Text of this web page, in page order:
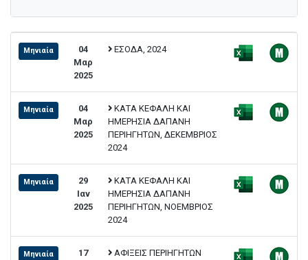
Μηνιαία
04
Μαρ
2025
ΕΣΟΔΑ, 2024
Μηνιαία
04
Μαρ
2025
ΚΑΤΑ ΚΕΦΑΛΗ ΚΑΙ
ΗΜΕΡΗΣΙΑ ΔΑΠΑΝΗ
ΠΕΡΙΗΓΗΤΩΝ, ΔΕΚΕΜΒΡΙΟΣ
2024
Μηνιαία
29
Ιαν
2025
ΚΑΤΑ ΚΕΦΑΛΗ ΚΑΙ
ΗΜΕΡΗΣΙΑ ΔΑΠΑΝΗ
ΠΕΡΙΗΓΗΤΩΝ, ΝΟΕΜΒΡΙΟΣ
2024
Μηνιαία
17
ΑΦΙΞΕΙΣ ΠΕΡΙΗΓΗΤΩΝ